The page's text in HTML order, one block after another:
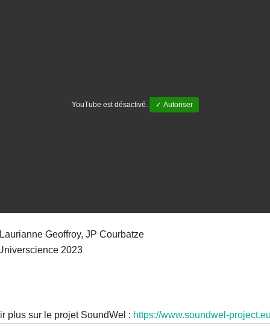
YouTube est désactivé. ✓ Autoriser
Geoffroy, JP Courbatze
2023
plus sur le projet SoundWel : https://www.soundwel-